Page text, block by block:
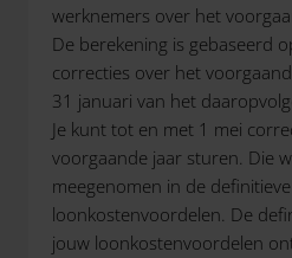
werknemers over het
De berekening is gebaseerd
correcties over het
31 januari van het
Je kunt tot en met 1 mei
voorgaande jaar sturen. Die
meegenomen in de
loonkostenvoordelen. De
jouw loonkostenvoordelen